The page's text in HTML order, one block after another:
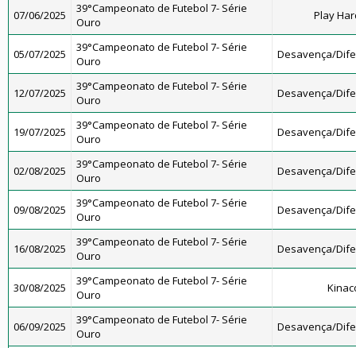
07/06/2025
39°Campeonato de Futebol 7- Série
Ouro
Play
05/07/2025
39°Campeonato de Futebol 7- Série
Ouro
Desavença/
12/07/2025
39°Campeonato de Futebol 7- Série
Ouro
Desavença/
19/07/2025
39°Campeonato de Futebol 7- Série
Ouro
Desavença/
02/08/2025
39°Campeonato de Futebol 7- Série
Ouro
Desavença/
09/08/2025
39°Campeonato de Futebol 7- Série
Ouro
Desavença/
16/08/2025
39°Campeonato de Futebol 7- Série
Ouro
Desavença/
30/08/2025
39°Campeonato de Futebol 7- Série
Ouro
06/09/2025
39°Campeonato de Futebol 7- Série
Ouro
Desavença/